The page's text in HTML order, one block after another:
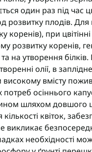
один раз під час
розвитку плодів.
коренів), при
розвитку коренів,
на утворення
олії, в
вмісту
осіннього
шляхом довшого
квіток,
викликає
необхідності